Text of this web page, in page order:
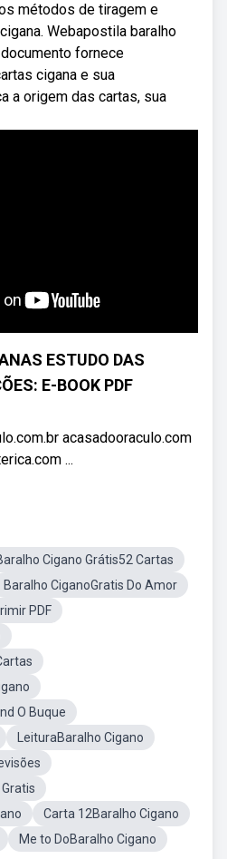
métodos de tiragem e
Webapostila baralho
fornece
cigana e sua
a origem das cartas, sua
ESTUDO DAS
E-BOOK PDF
acasadooraculo.com
...
Cigano Grátis52 Cartas
Baralho CiganoGratis Do Amor
PDF
O Buque
LeituraBaralho Cigano
Carta 12Baralho Cigano
Me to DoBaralho Cigano